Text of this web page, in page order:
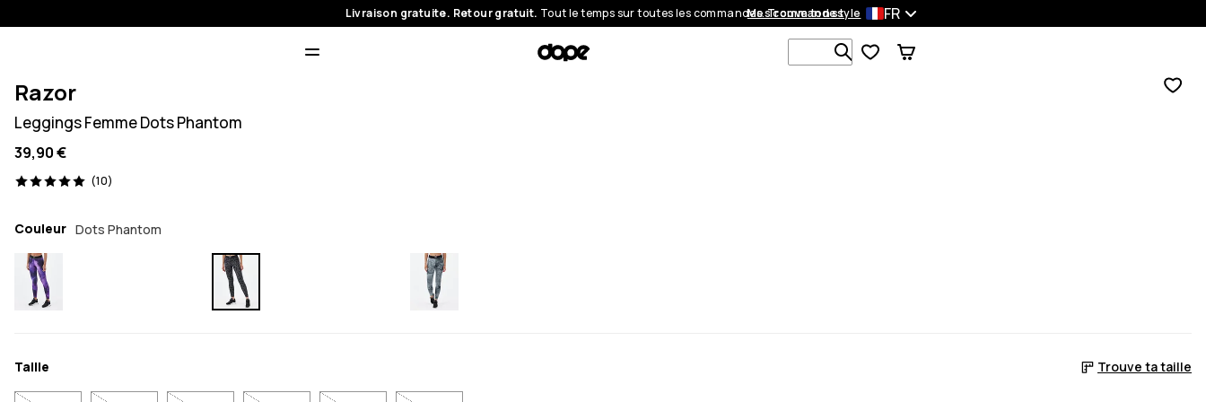
Livraison gratuite. Retour gratuit. Tout le temps sur toutes les commandes.Trouve ton style
Mes commandes FR
Recherche parmi 1 000+ produits
Razor
Leggings Femme Dots Phantom
39,90 €
(10)
10 avis, 5/5
Couleur Dots Phantom
Taille Trouve ta taille